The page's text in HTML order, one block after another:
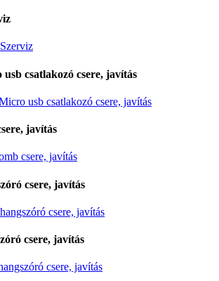
csatlakozó csere, javítás
usb csatlakozó csere, javítás
javítás
csere, javítás
csere, javítás
csere, javítás
csere, javítás
csere, javítás